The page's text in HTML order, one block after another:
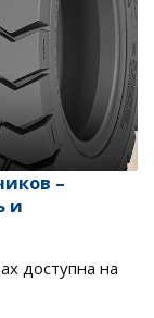
–
и
доступна на